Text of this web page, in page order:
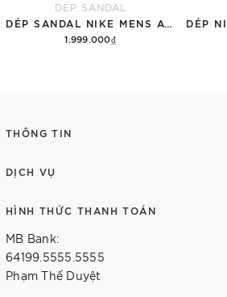
DÉP SANDAL
1.999.000₫
THÔNG TIN
DỊCH VỤ
HÌNH THỨC THANH TOÁN
MB Bank:
64199.5555.5555
Phạm Thế Duyệt